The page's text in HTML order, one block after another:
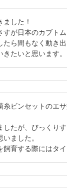
した！
が日本のカブト
ら間もなく動き出
たいと思います。
ビンセットのエ
たが、びっくり
ました。
育する際にはタ